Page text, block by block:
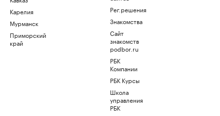
Карелия
Мурманск
Приморский
край
Рег.решения
Знакомства
Сайт
знакомств
podbor.ru
РБК
Компании
РБК Курсы
Школа
управления
РБК